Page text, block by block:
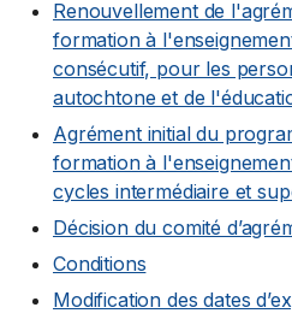
Renouvellement de
formation à
consécutif, pour les
autochtone et de
Agrément initial du
formation à
cycles intermédiaire et
Décision du comité
Conditions
Modification des dates